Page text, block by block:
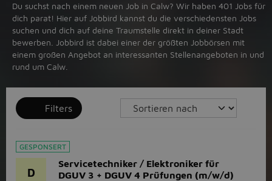
Du suchst nach einem neuen Job in Calw? Wir haben 401 Jobs für
dich parat! Hier auf Jobbird kannst du die verschiedensten Jobs
suchen und dich auf deine Traumstelle direkt in deiner Stadt
bewerben. Jobbird ist dabei einer der größten Jobbörsen mit
einem großen Angebot an interessanten Stellenangeboten in und
rund um Calw.
Filters
GESPONSERT
D
Servicetechniker / Elektroniker für
DGUV 3 + DGUV 4 Prüfungen (m/w/d)